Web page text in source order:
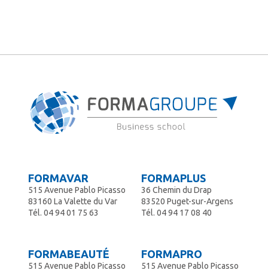
FORMAVAR
515 Avenue Pablo Picasso
83160 La Valette du Var
Tél. 04 94 01 75 63
FORMAPLUS
36 Chemin du Drap
83520 Puget-sur-Argens
Tél. 04 94 17 08 40
FORMABEAUTÉ
515 Avenue Pablo Picasso
FORMAPRO
515 Avenue Pablo Picasso